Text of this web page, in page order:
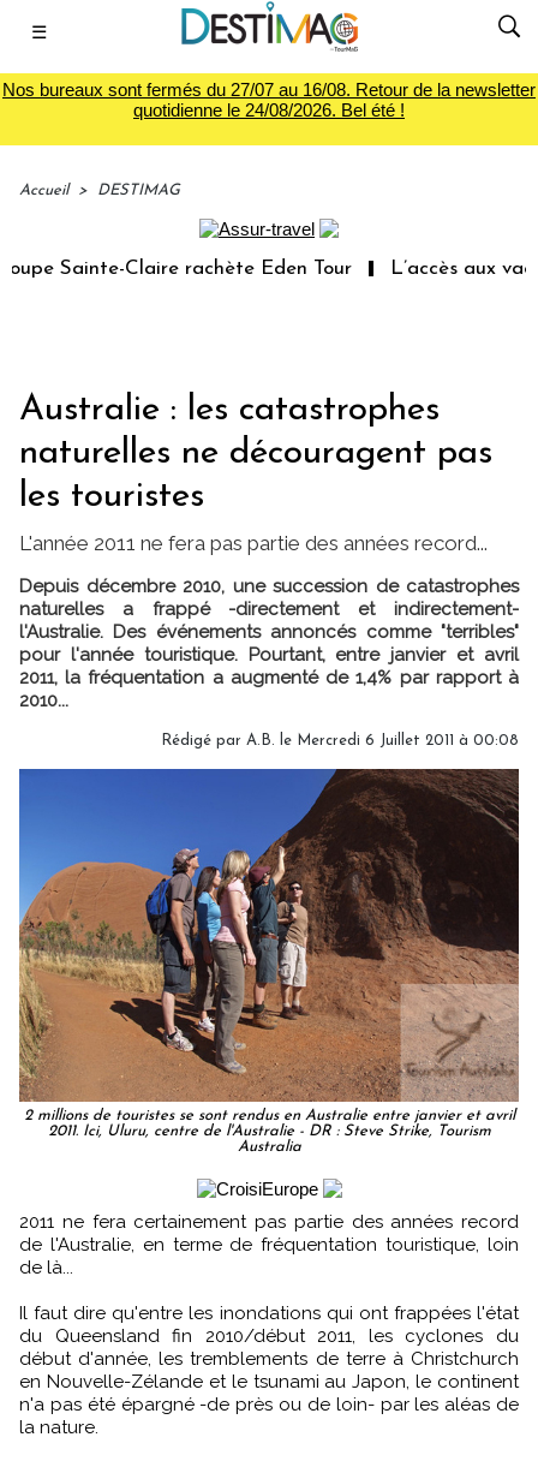
☰
Nos bureaux sont fermés du 27/07 au 16/08. Retour de la newsletter
quotidienne le 24/08/2026. Bel été !
Accueil > DESTIMAG
Sainte-Claire rachète Eden Tour L’accès aux
Australie : les catastrophes
naturelles ne découragent pas
les touristes
L'année 2011 ne fera pas partie des années record...
Depuis décembre 2010, une succession de catastrophes
naturelles a frappé -directement et indirectement-
l'Australie. Des événements annoncés comme "terribles"
pour l'année touristique. Pourtant, entre janvier et avril
2011, la fréquentation a augmenté de 1,4% par rapport à
2010...
Rédigé par A.B. le Mercredi 6 Juillet 2011 à 00:08
2 millions de touristes se sont rendus en Australie entre janvier et avril
2011. Ici, Uluru, centre de l'Australie - DR : Steve Strike, Tourism
Australia
2011 ne fera certainement pas partie des années record
de l'Australie, en terme de fréquentation touristique, loin
de là...
Il faut dire qu'entre les inondations qui ont frappées l'état
du Queensland fin 2010/début 2011, les cyclones du
début d'année, les tremblements de terre à Christchurch
en Nouvelle-Zélande et le tsunami au Japon, le continent
n'a pas été épargné -de près ou de loin- par les aléas de
la nature.